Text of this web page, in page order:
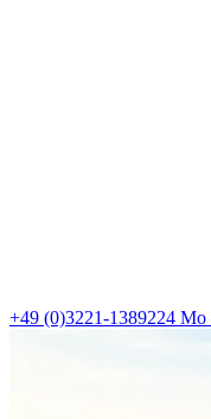
+49 (0)3221-1389224 Mo